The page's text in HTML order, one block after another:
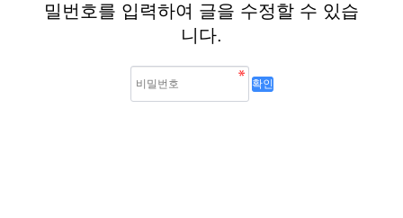
밀번호를 입력하여 글을 수정할 수 있습
니다.